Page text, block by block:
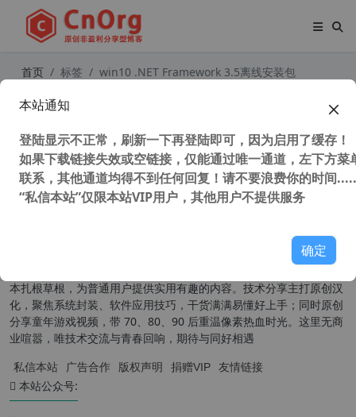
首页 标签 win10 .NET Framework 3.5离线安装包
和2016离线安装.NET Framework3.5
49,924 次浏览 系统相关
本扎根草根，为普通用户提供实用有趣的内容。技术分享主打原创汉
化，聚焦系统封装、软件应用技巧，干货满满易懂好上手；同时原创
分享童年游戏视频，带 70、80、90 后重温像素热血时光。这里无商
业喧嚣，唯技术交流与青春回响，期待与同好相遇
私信本站 广告合作 版权声明 捐赠VIP 友情链接
本站公众号:
本站通知
登陆显示不正常，刷新一下再登陆即可，因为启用了缓存！
如果下载链接失效或空链接，仅能通过唯一通道，左下方菜
联系，其他通道均得不到任何回复！请不要浪费你的时间
“私信本站”仅限本站VIP用户，其他用户不提供服务
确定